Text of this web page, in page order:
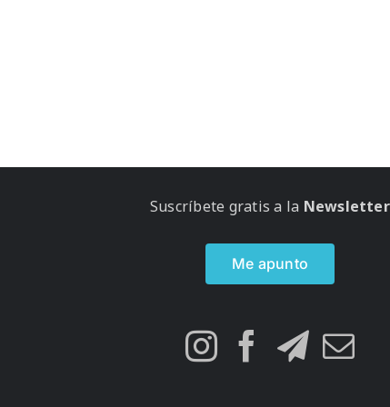
Suscríbete gratis a la Newsletter
Me apunto